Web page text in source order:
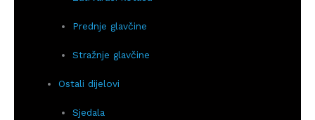
Prednje glavčine
Stražnje glavčine
Ostali dijelovi
Sjedala